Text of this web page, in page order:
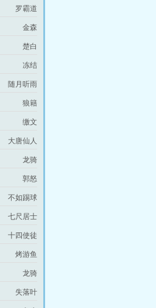
罗霸道
金森
楚白
冻结
随月听雨
狼籍
缴文
大唐仙人
龙骑
郭怒
不如踢球
七尺居士
十四使徒
烤游鱼
龙骑
失落叶